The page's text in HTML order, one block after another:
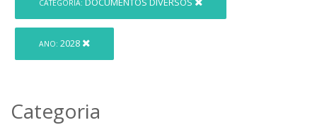
CATEGORIA:
ANO: 2028
Categoria